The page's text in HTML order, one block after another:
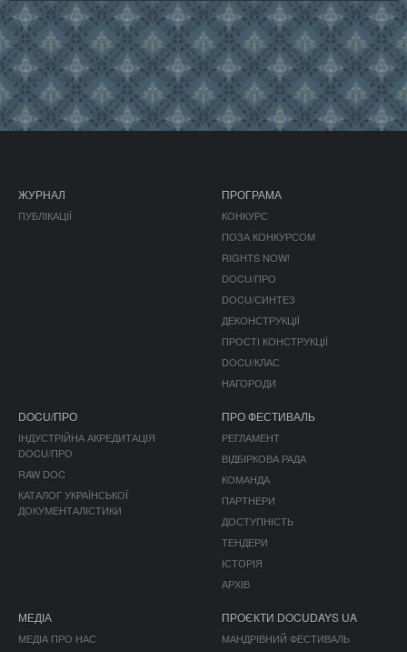
ЖУРНАЛ
ПУБЛІКАЦІЇ
ПРОГРАМА
КОНКУРС
ПОЗА КОНКУРСОМ
RIGHTS NOW!
DOCU/ПРО
DOCU/СИНТЕЗ
ДЕКОНСТРУКЦІЇ
ПРОСТІ КОНСТРУКЦІЇ
DOCU/КЛАС
НАГОРОДИ
DOCU/ПРО
ІНДУСТРІЙНА АКРЕДИТАЦІЯ
DOCU/ПРО
RAW DOC
КАТАЛОГ УКРАЇНСЬКОЇ
ДОКУМЕНТАЛІСТИКИ
ПРО ФЕСТИВАЛЬ
РЕГЛАМЕНТ
ВІДБІРКОВА РАДА
КОМАНДА
ПАРТНЕРИ
ДОСТУПНІСТЬ
ТЕНДЕРИ
ІСТОРІЯ
АРХІВ
МЕДІА
МЕДІА ПРО НАС
ПРОЄКТИ DOCUDAYS UA
МАНДРІВНИЙ ФЕСТИВАЛЬ